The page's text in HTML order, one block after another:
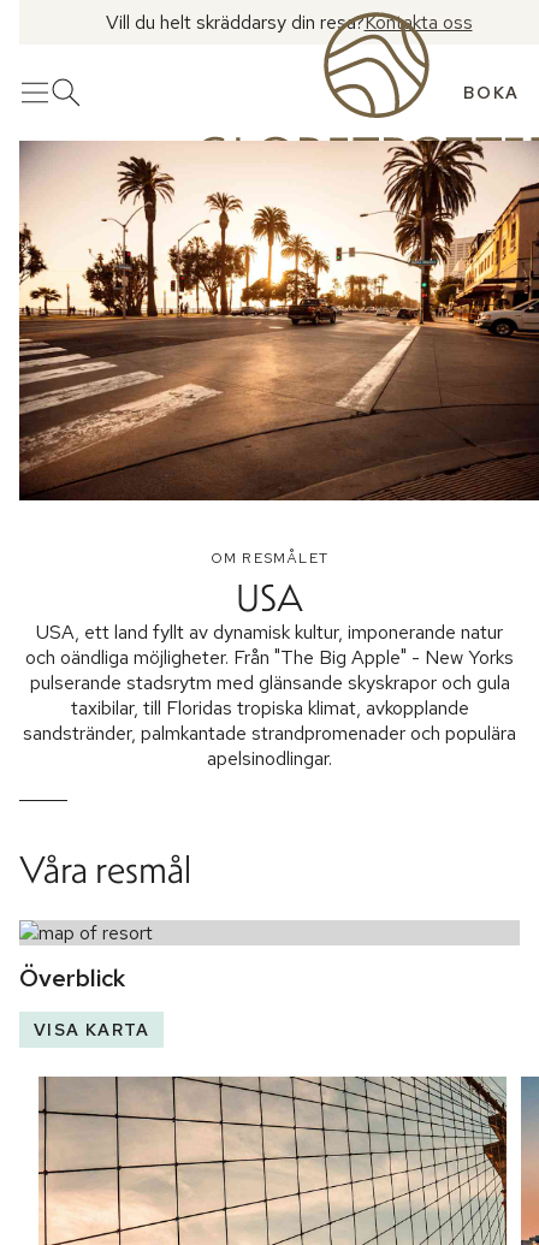
Vill du helt skräddarsy din resa?Kontakta oss
MenyÖppna sök BOKA
OM RESMÅLET
USA
USA, ett land fyllt av dynamisk kultur, imponerande natur
och oändliga möjligheter. Från "The Big Apple" - New Yorks
pulserande stadsrytm med glänsande skyskrapor och gula
taxibilar, till Floridas tropiska klimat, avkopplande
sandstränder, palmkantade strandpromenader och populära
apelsinodlingar.
Våra resmål
Överblick
VISA KARTA